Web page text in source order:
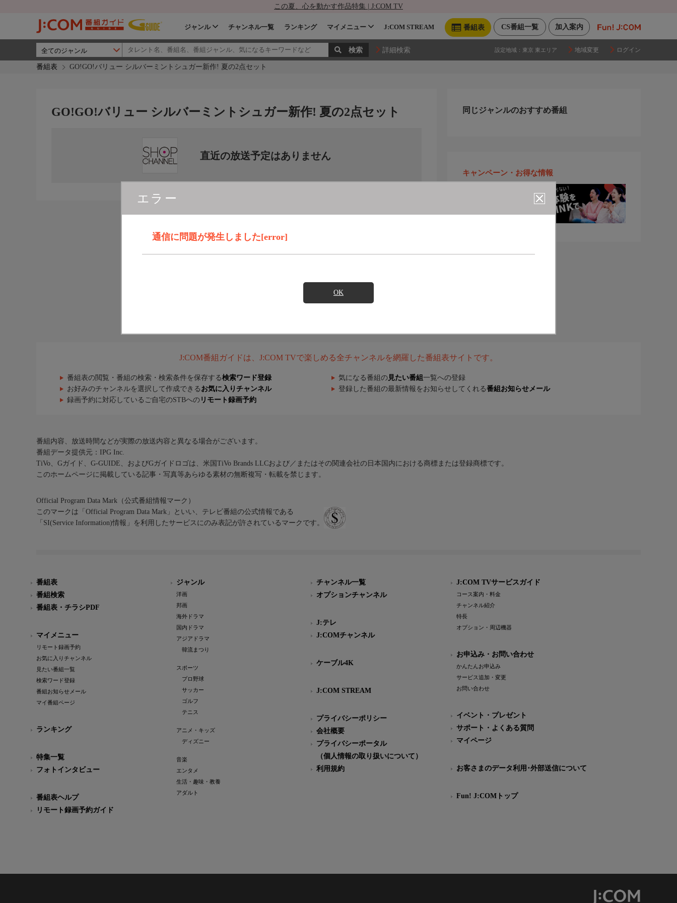
この夏、心を動かす作品特集 | J:COM TV
加入案内
CS番組一覧
番組表
ジャンル チャンネル一覧 ランキング マイメニュー J:COM STREAM
詳細検索 設定地域： 東京 東エリア 地域変更 ログイン
番組表 GO!GO!バリュー シルバーミントシュガー新作! 夏の2点セット
エラー
通信に問題が発生しました[error]
OK
GO!GO!バリュー シルバーミントシュガー新作! 夏の2点セット
直近の放送予定はありません
同じジャンルのおすすめ番組
キャンペーン・お得な情報
J:COM番組ガイドは、J:COM TVで楽しめる全チャンネルを網羅した番組表サイトです。
番組表の閲覧・番組の検索・検索条件を保存する検索ワード登録 気になる番組の 見たい番組 一覧への登録
お好みのチャンネルを選択して作成できる お気に入りチャンネル 登録した番組の最新情報をお知らせしてくれる番組お知らせメール
録画予約に対応しているご自宅のSTBへの リモート録画予約
番組内容、放送時間などが実際の放送内容と異なる場合がございます。
番組データ提供元：IPG Inc.
TiVo、Gガイド、G-GUIDE、およびGガイドロゴは、米国TiVo Brands LLCおよび／またはその関連会社の日本国内における商標または登録商標です。
このホームページに掲載している記事・写真等あらゆる素材の無断複写・転載を禁じます。
Official Program Data Mark（公式番組情報マーク）
このマークは「Official Program Data Mark」といい、テレビ番組の公式情報である
「SI(Service Information)情報」を利用したサービスにのみ表記が許されているマークです。
番組表
番組検索
番組表・チラシPDF
マイメニュー
リモート録画予約
お気に入りチャンネル
見たい番組一覧
検索ワード登録
番組お知らせメール
マイ番組ページ
ランキング
特集一覧
フォトインタビュー
番組表ヘルプ
リモート録画予約ガイド
ジャンル
洋画
邦画
海外ドラマ
国内ドラマ
アジアドラマ
韓流まつり
スポーツ
プロ野球
サッカー
ゴルフ
テニス
アニメ・キッズ
ディズニー
音楽
エンタメ
生活・趣味・教養
アダルト
チャンネル一覧
オプションチャンネル
J:テレ
J:COMチャンネル
ケーブル4K
J:COM STREAM
プライバシーポリシー
会社概要
プライバシーポータル
（個人情報の取り扱いについて）
利用規約
J:COM TVサービスガイド
コース案内・料金
チャンネル紹介
特長
オプション・周辺機器
お申込み・お問い合わせ
かんたんお申込み
サービス追加・変更
お問い合わせ
イベント・プレゼント
サポート・よくある質問
マイページ
お客さまのデータ利用･外部送信について
Fun! J:COMトップ